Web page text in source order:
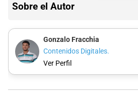
Sobre el Autor
Gonzalo Fracchia
Contenidos Digitales.
Ver Perfil